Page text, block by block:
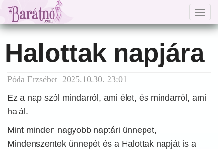
Halottak napjára
Póda Erzsébet 2025.10.30. 23:01
Ez a nap szól mindarról, ami élet, és mindarról, ami
halál.
Mint minden nagyobb naptári ünnepet,
Mindenszentek ünnepét és a Halottak napját is a